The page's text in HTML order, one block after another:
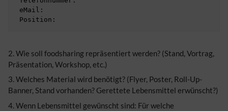
2. Wie soll foodsharing repräsentiert werden? (Stand, Vortrag,
Präsentation, Workshop, etc.)
3. Welches Material wird benötigt? (Flyer, Poster, Roll-Up-
Banner, Stand vorhanden? Gerettete Lebensmittel erwünscht?)
4. Wenn Lebensmittel gewünscht sind: Für welche